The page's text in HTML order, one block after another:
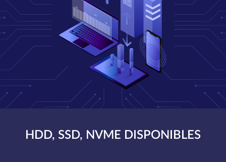
HDD, SSD, NVME DISPONIBLES